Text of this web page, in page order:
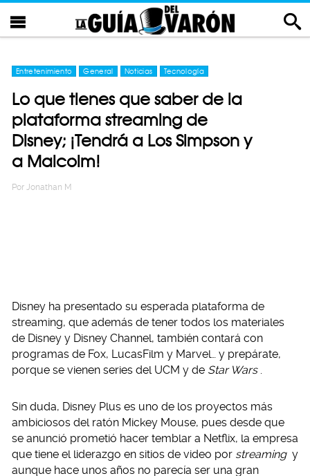
Entretenimiento General Noticias Tecnología
Lo que tienes que saber de la
plataforma streaming de
Disney; ¡Tendrá a Los Simpson y
a Malcolm!
Por Jonathan M
Disney ha presentado su esperada plataforma de
streaming, que además de tener todos los materiales
de Disney y Disney Channel, también contará con
programas de Fox, LucasFilm y Marvel… y prepárate,
porque se vienen series del UCM y de Star Wars .
Sin duda, Disney Plus es uno de los proyectos más
ambiciosos del ratón Mickey Mouse, pues desde que
se anunció prometió hacer temblar a Netflix, la empresa
que tiene el liderazgo en sitios de video por streaming y
aunque hace unos años no parecía ser una gran